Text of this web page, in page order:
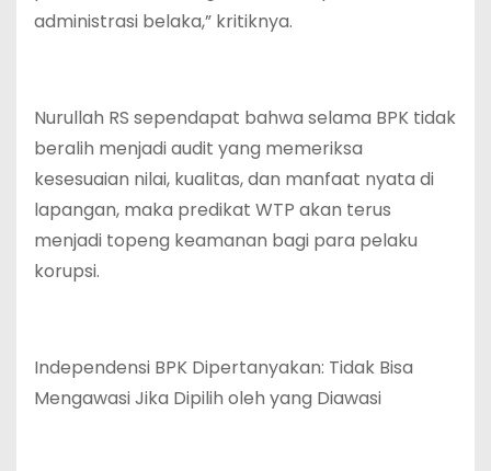
administrasi belaka,” kritiknya.
Nurullah RS sependapat bahwa selama BPK tidak
beralih menjadi audit yang memeriksa
kesesuaian nilai, kualitas, dan manfaat nyata di
lapangan, maka predikat WTP akan terus
menjadi topeng keamanan bagi para pelaku
korupsi.
Independensi BPK Dipertanyakan: Tidak Bisa
Mengawasi Jika Dipilih oleh yang Diawasi